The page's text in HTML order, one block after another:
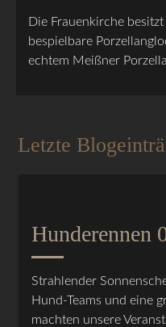
Die Frauenkirche
bespielbare
echtem Meißner
Letzte
Hunderennen
Strahlender
Hund-Teams und eine
machten unsere